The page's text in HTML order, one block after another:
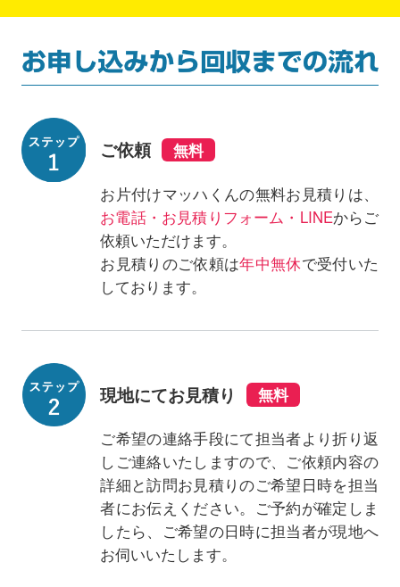
ご依頼
お片付けマッハくんの無料お見積りは、
お電話・お見積りフォーム・LINEからご
依頼いただけます。
お見積りのご依頼は年中無休で受付いた
しております。
現地にてお見積り
ご希望の連絡手段にて担当者より折り返
しご連絡いたしますので、ご依頼内容の
詳細と訪問お見積りのご希望日時を担当
者にお伝えください。ご予約が確定しま
したら、ご希望の日時に担当者が現地へ
お伺いいたします。